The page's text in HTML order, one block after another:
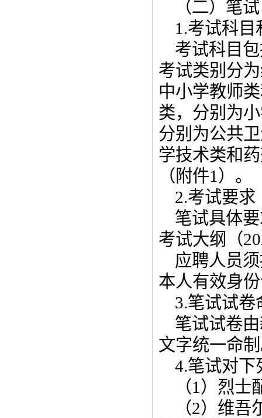
（二）笔试
1.考试科目
考试科目
考试类别分
中小学教师
类，分别为
分别为公共
学技术类和
（附件1）。
2.考试要求
笔试具体
考试大纲（
应聘人员
本人有效身
3.笔试试卷
笔试试卷
文字统一命
4.笔试对下
（1）烈
（2）维